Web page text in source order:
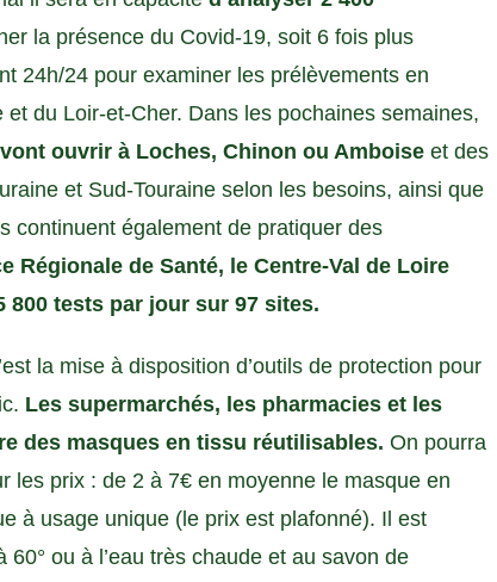
la présence du Covid-19, soit 6 fois plus
24h/24 pour examiner les prélèvements en
et du Loir-et-Cher. Dans les pochaines semaines,
ouvrir à Loches, Chinon ou Amboise et des
et Sud-Touraine selon les besoins, ainsi que
continuent également de pratiquer des
Régionale de Santé, le Centre-Val de Loire
800 tests par jour sur 97 sites.
la mise à disposition d’outils de protection pour
Les supermarchés, les pharmacies et les
des masques en tissu réutilisables. On pourra
les prix : de 2 à 7€ en moyenne le masque en
à usage unique (le prix est plafonné). Il est
ou à l’eau très chaude et au savon de